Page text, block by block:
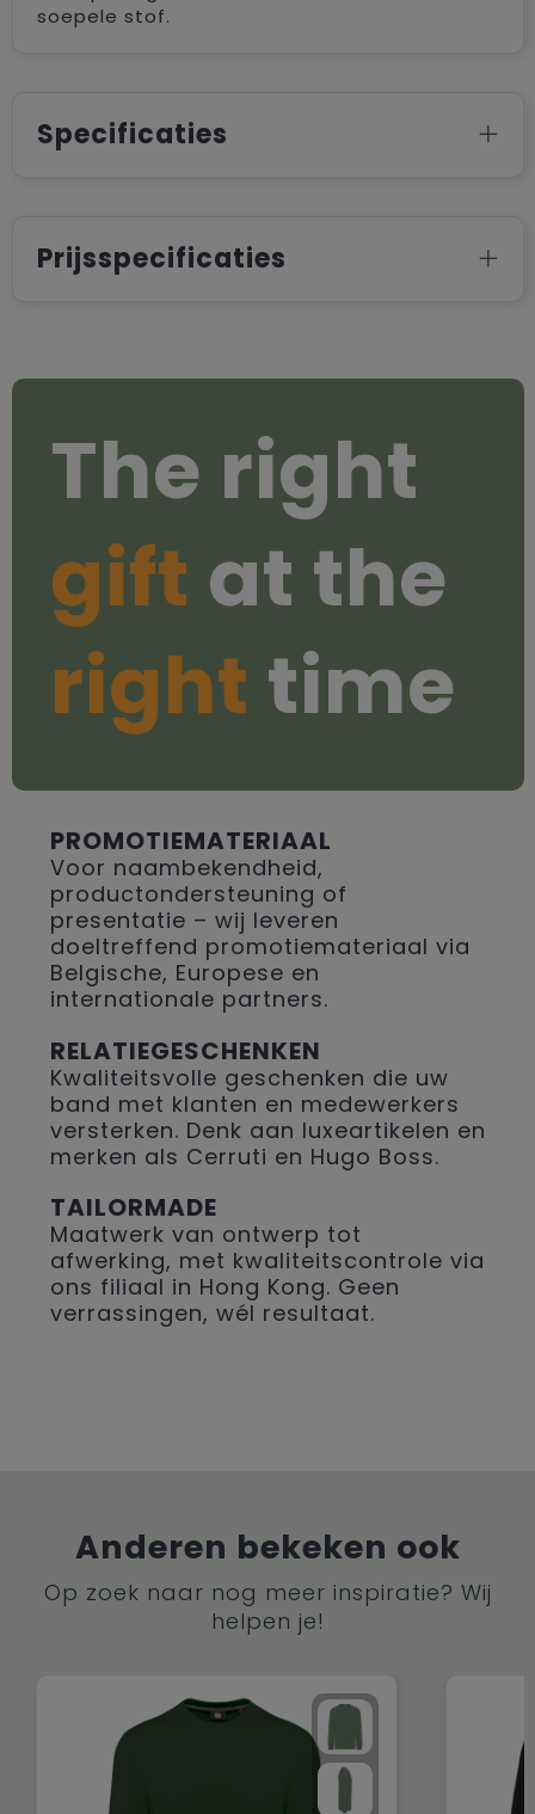
soepele stof.
Specificaties
Prijsspecificaties
The right
gift at the
right time
PROMOTIEMATERIAAL
Voor naambekendheid,
productondersteuning of
presentatie – wij leveren
doeltreffend promotiemateriaal via
Belgische, Europese en
internationale partners.
RELATIEGESCHENKEN
Kwaliteitsvolle geschenken die uw
band met klanten en medewerkers
versterken. Denk aan luxeartikelen en
merken als Cerruti en Hugo Boss.
TAILORMADE
Maatwerk van ontwerp tot
afwerking, met kwaliteitscontrole via
ons filiaal in Hong Kong. Geen
verrassingen, wél resultaat.
Anderen bekeken ook
Op zoek naar nog meer inspiratie? Wij
helpen je!